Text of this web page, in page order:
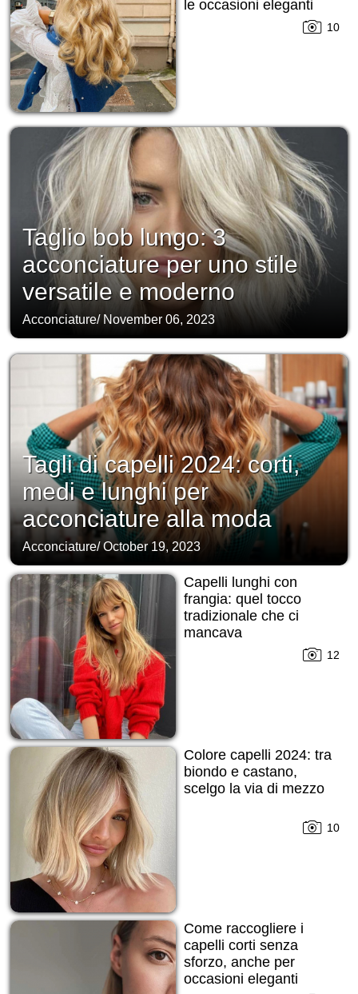
le occasioni eleganti
10
Taglio bob lungo: 3
acconciature per uno stile
versatile e moderno
Acconciature/ November 06, 2023
Tagli di capelli 2024: corti,
medi e lunghi per
acconciature alla moda
Acconciature/October 19, 2023
Capelli lunghi con
frangia: quel tocco
tradizionale che ci
mancava
12
Colore capelli 2024: tra
biondo e castano,
scelgo la via di mezzo
10
Come raccogliere i
capelli corti senza
sforzo, anche per
occasioni eleganti